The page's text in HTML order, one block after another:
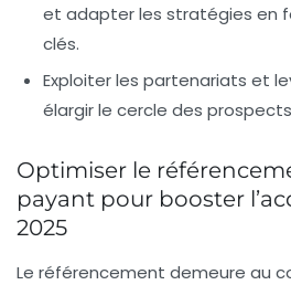
et adapter les stratégies en
clés.
Exploiter les partenariats et
élargir le cercle des
Optimiser le
payant pour booster
2025
Le référencement demeure au